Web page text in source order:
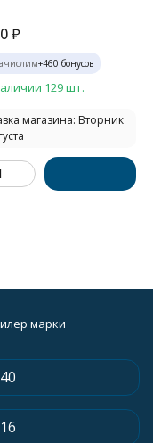
₽
+460 бонусов
129 шт.
магазина: Вторник
марки